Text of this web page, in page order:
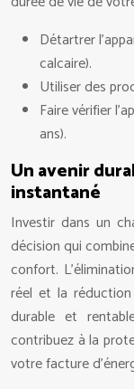
Détartrer
calcaire).
Utiliser des
Faire vérifier
ans).
Un avenir
instantané
Investir dans un
décision qui
confort.
réel et la
durable et
contribuez à la
votre facture